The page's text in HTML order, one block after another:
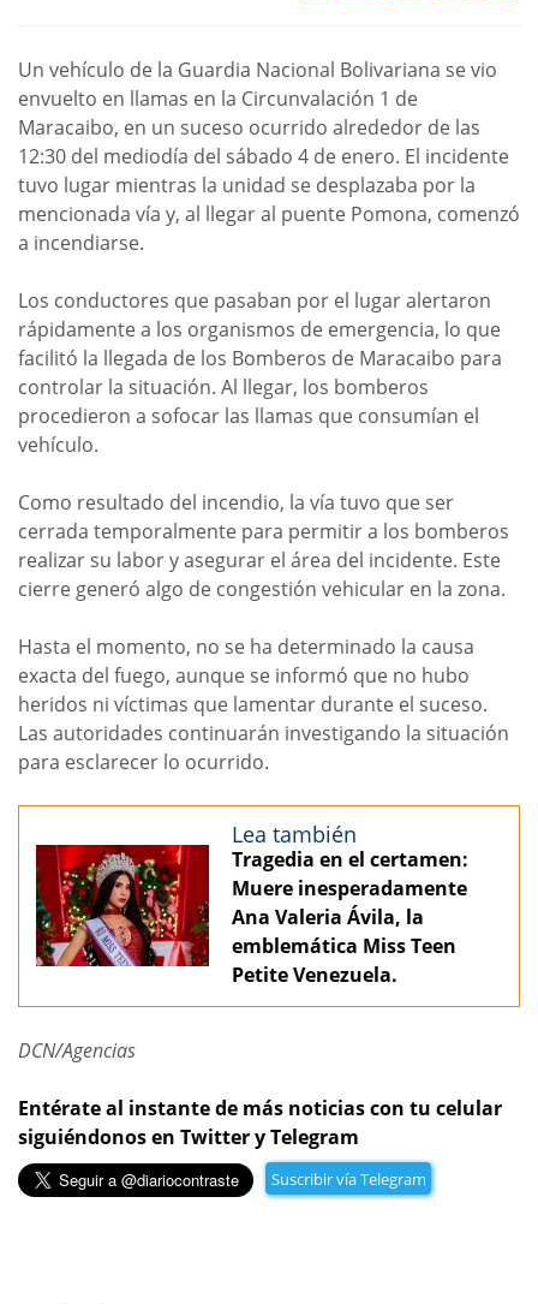
Un vehículo de la Guardia Nacional Bolivariana se vio
envuelto en llamas en la Circunvalación 1 de
Maracaibo, en un suceso ocurrido alrededor de las
12:30 del mediodía del sábado 4 de enero. El incidente
tuvo lugar mientras la unidad se desplazaba por la
mencionada vía y, al llegar al puente Pomona, comenzó
a incendiarse.
Los conductores que pasaban por el lugar alertaron
rápidamente a los organismos de emergencia, lo que
facilitó la llegada de los Bomberos de Maracaibo para
controlar la situación. Al llegar, los bomberos
procedieron a sofocar las llamas que consumían el
vehículo.
Como resultado del incendio, la vía tuvo que ser
cerrada temporalmente para permitir a los bomberos
realizar su labor y asegurar el área del incidente. Este
cierre generó algo de congestión vehicular en la zona.
Hasta el momento, no se ha determinado la causa
exacta del fuego, aunque se informó que no hubo
heridos ni víctimas que lamentar durante el suceso.
Las autoridades continuarán investigando la situación
para esclarecer lo ocurrido.
Lea también
Tragedia en el certamen:
Muere inesperadamente
Ana Valeria Ávila, la
emblemática Miss Teen
Petite Venezuela.
DCN/Agencias
Entérate al instante de más noticias con tu celular
siguiéndonos en Twitter y Telegram
Suscribir vía Telegram